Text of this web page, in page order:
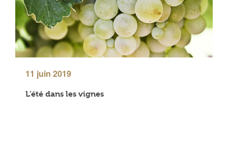
11 juin 2019
L’été dans les vignes